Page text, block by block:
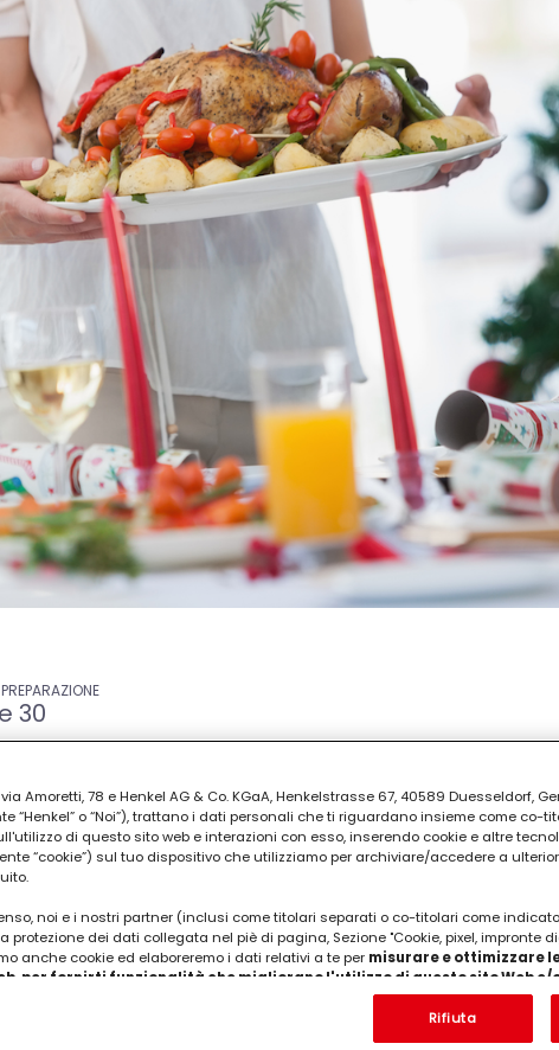
30
o gran cereale o secchi 70 gr. di burro (per
gr. di zucchero 1 cucchiaio di cacao in polvere
fuso 80 ml di bailey's irish cream 2 uova
Amoretti, 78 e Henkel AG & Co. KGaA, Henkelstrasse 67, 40589 Duesseldorf,
“Henkel” o “Noi”), trattano i dati personali che ti riguardano insieme come co-
di questo sito web e interazioni con esso, inserendo cookie e altre
“cookie”) sul tuo dispositivo che utilizziamo per archiviare/accedere a
noi e i nostri partner (inclusi come titolari separati o co-titolari come
protezione dei dati collegata nel piè di pagina, Sezione "Cookie, pixel, impronte
anche cookie ed elaboreremo i dati relativi a te per misurare e ottimizzare
per fornirti funzionalità che migliorano l'utilizzo di questo sito Web e/
. Analizzeremo il tuo utilizzo di questo sito Web e le tue interazioni commerciali
dell'azienda per cui lavori) per) e su tale base tracciare i tuoi acquisti dei nostri
le nostre informazioni sulle entità commerciali e creare profili individuali su di te
Rifiuta